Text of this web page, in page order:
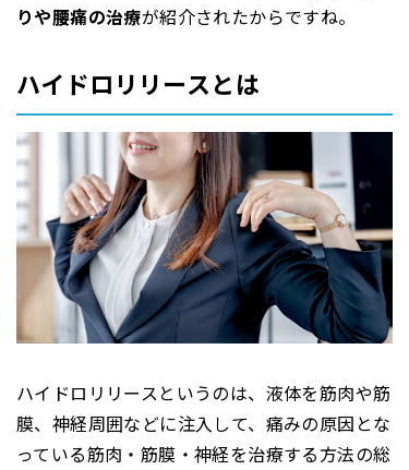
りや腰痛の治療が紹介されたからですね。
ハイドロリリースとは
ハイドロリリースというのは、液体を筋肉や筋
膜、神経周囲などに注入して、痛みの原因とな
っている筋肉・筋膜・神経を治療する方法の総